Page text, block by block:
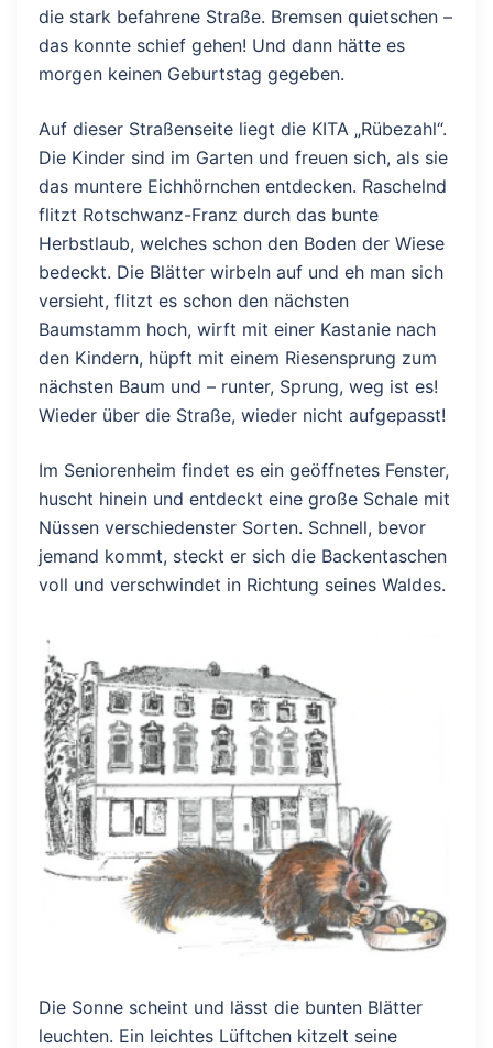
die stark befahrene Straße. Bremsen quietschen –
das konnte schief gehen! Und dann hätte es
morgen keinen Geburtstag gegeben.
Auf dieser Straßenseite liegt die KITA „Rübezahl“.
Die Kinder sind im Garten und freuen sich, als sie
das muntere Eichhörnchen entdecken. Raschelnd
flitzt Rotschwanz-Franz durch das bunte
Herbstlaub, welches schon den Boden der Wiese
bedeckt. Die Blätter wirbeln auf und eh man sich
versieht, flitzt es schon den nächsten
Baumstamm hoch, wirft mit einer Kastanie nach
den Kindern, hüpft mit einem Riesensprung zum
nächsten Baum und – runter, Sprung, weg ist es!
Wieder über die Straße, wieder nicht aufgepasst!
Im Seniorenheim findet es ein geöffnetes Fenster,
huscht hinein und entdeckt eine große Schale mit
Nüssen verschiedenster Sorten. Schnell, bevor
jemand kommt, steckt er sich die Backentaschen
voll und verschwindet in Richtung seines Waldes.
Die Sonne scheint und lässt die bunten Blätter
leuchten. Ein leichtes Lüftchen kitzelt seine